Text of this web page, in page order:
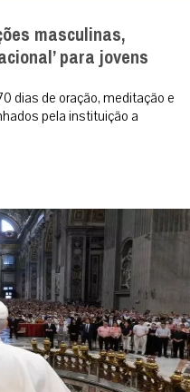
masculinas,
para jovens
dias de oração, meditação e
pela instituição a